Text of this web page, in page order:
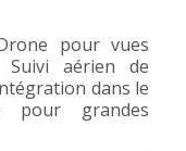
pour vues
Suivi aérien de
dans le
grandes